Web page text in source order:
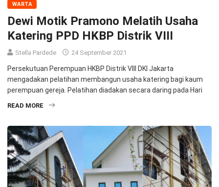
WARTA
Dewi Motik Pramono Melatih Usaha
Katering PPD HKBP Distrik VIII
Stella Pardede 24 September 2021
Persekutuan Perempuan HKBP Distrik VIII DKI Jakarta
mengadakan pelatihan membangun usaha katering bagi kaum
perempuan gereja. Pelatihan diadakan secara daring pada Hari
READ MORE